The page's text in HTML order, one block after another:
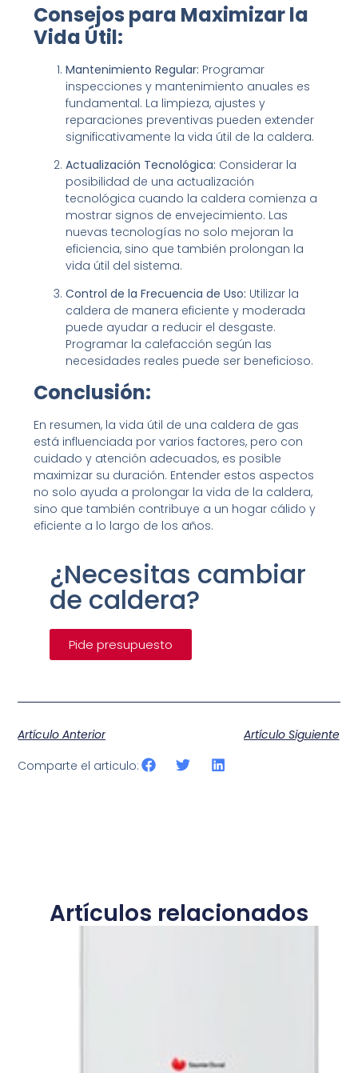
Consejos para Maximizar la
Vida Útil:
Mantenimiento Regular: Programar
inspecciones y mantenimiento anuales es
fundamental. La limpieza, ajustes y
reparaciones preventivas pueden extender
significativamente la vida útil de la caldera.
Actualización Tecnológica: Considerar la
posibilidad de una actualización
tecnológica cuando la caldera comienza a
mostrar signos de envejecimiento. Las
nuevas tecnologías no solo mejoran la
eficiencia, sino que también prolongan la
vida útil del sistema.
Control de la Frecuencia de Uso: Utilizar la
caldera de manera eficiente y moderada
puede ayudar a reducir el desgaste.
Programar la calefacción según las
necesidades reales puede ser beneficioso.
Conclusión:
En resumen, la vida útil de una caldera de gas
está influenciada por varios factores, pero con
cuidado y atención adecuados, es posible
maximizar su duración. Entender estos aspectos
no solo ayuda a prolongar la vida de la caldera,
sino que también contribuye a un hogar cálido y
eficiente a lo largo de los años.
¿Necesitas cambiar
de caldera?
Pide presupuesto
Artículo Anterior
Artículo Siguiente
Comparte el articulo:
Artículos relacionados